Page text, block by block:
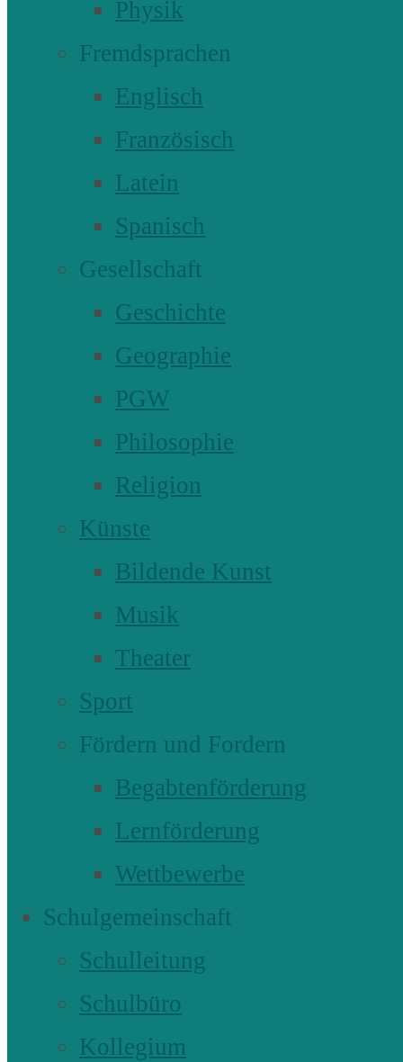
Physik
Fremdsprachen
Englisch
Französisch
Latein
Spanisch
Gesellschaft
Geschichte
Geographie
PGW
Philosophie
Religion
Künste
Bildende Kunst
Musik
Theater
Sport
Fördern und Fordern
Begabtenförderung
Lernförderung
Wettbewerbe
Schulgemeinschaft
Schulleitung
Schulbüro
Kollegium